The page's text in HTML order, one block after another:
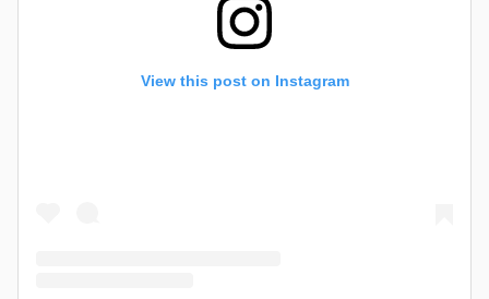
View this post on Instagram